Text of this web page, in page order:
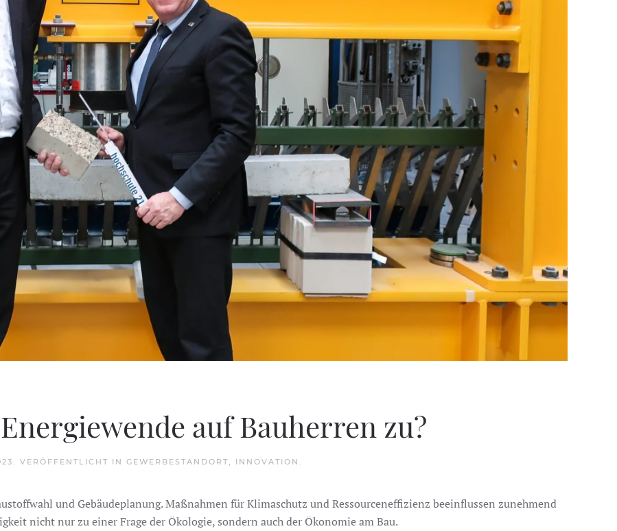
auf Bauherren zu?
. VERÖFFENTLICHT IN GEWERBESTANDORT, INNOVATION .
und Gebäudeplanung. Maßnahmen für Klimaschutz und Ressourceneffizienz beeinflussen zunehmend
nicht nur zu einer Frage der Ökologie, sondern auch der Ökonomie am Bau.